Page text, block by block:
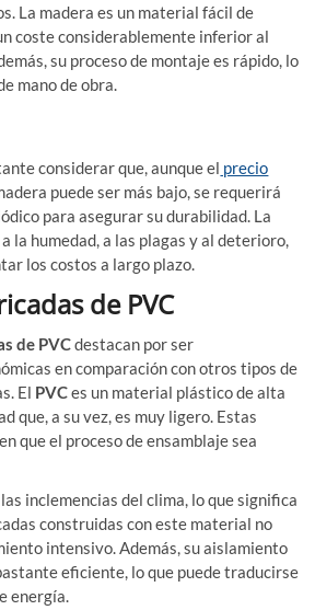
La madera es un material fácil de
coste considerablemente inferior al
su proceso de montaje es rápido, lo
mano de obra.
considerar que, aunque el precio
puede ser más bajo, se requerirá
para asegurar su durabilidad. La
la humedad, a las plagas y al deterioro,
los costos a largo plazo.
de PVC
de PVCdestacan por ser
en comparación con otros tipos de
El PVCes un material plástico de alta
que, a su vez, es muy ligero. Estas
que el proceso de ensamblaje sea
inclemencias del clima, lo que significa
construidas con este material no
intensivo. Además, su aislamiento
eficiente, lo que puede traducirse
energía.